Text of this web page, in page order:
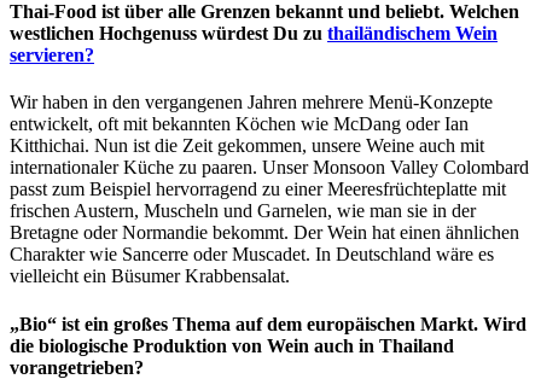
Thai-Food ist über alle Grenzen bekannt und beliebt. Welchen
westlichen Hochgenuss würdest Du zu thailändischem Wein
servieren?
Wir haben in den vergangenen Jahren mehrere Menü-Konzepte
entwickelt, oft mit bekannten Köchen wie McDang oder Ian
Kitthichai. Nun ist die Zeit gekommen, unsere Weine auch mit
internationaler Küche zu paaren. Unser Monsoon Valley Colombard
passt zum Beispiel hervorragend zu einer Meeresfrüchteplatte mit
frischen Austern, Muscheln und Garnelen, wie man sie in der
Bretagne oder Normandie bekommt. Der Wein hat einen ähnlichen
Charakter wie Sancerre oder Muscadet. In Deutschland wäre es
vielleicht ein Büsumer Krabbensalat.
„Bio“ ist ein großes Thema auf dem europäischen Markt. Wird
die biologische Produktion von Wein auch in Thailand
vorangetrieben?